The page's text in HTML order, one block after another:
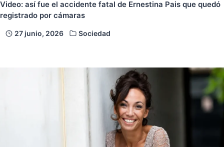
Video: así fue el accidente fatal de Ernestina Pais que quedó
registrado por cámaras
27 junio, 2026 Sociedad